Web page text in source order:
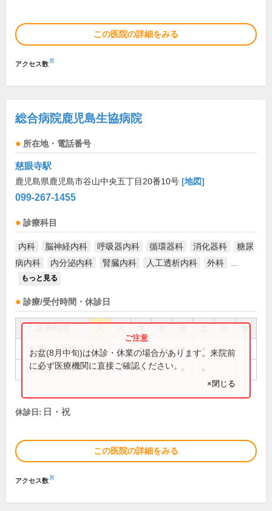
この医院の詳細をみる
アクセス数※
総合病院鹿児島生協病院
所在地・電話番号
慈眼寺駅
鹿児島県鹿児島市谷山中央五丁目20番10号 [地図]
099-267-1455
診療科目
内科 脳神経内科 呼吸器内科 循環器科 消化器科
糖尿
病内科
内分泌内科 腎臓内科 人工透析内科 外科
もっと見る
診療/受付時間・休診日
祝
8:30～12:30 ● ● ● ● ●
13:45～16:45 ● ● ● ●
お盆(8月中旬)は休診・休業の場合があります。来院前
に必ず医療機関に直接ご確認ください。
×閉じる
休診日: 日・祝
この医院の詳細をみる
アクセス数※